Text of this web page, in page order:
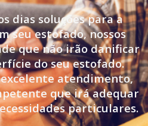
dias soluções para a
seu estofado, nossos
que não irão danificar
do seu estofado.
atendimento,
que irá adequar
particulares.